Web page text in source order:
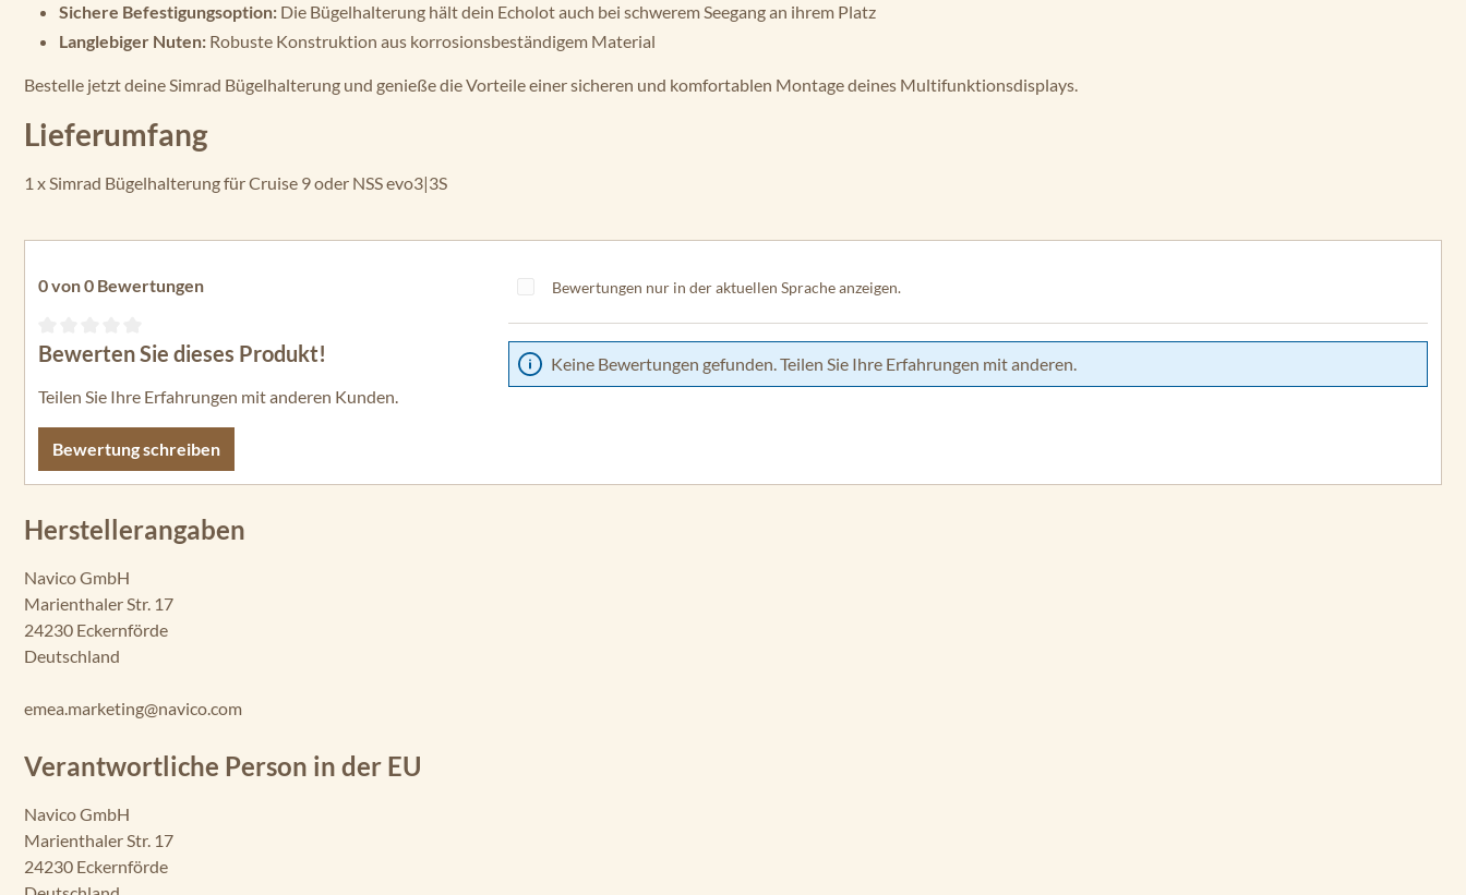
Sichere Befestigungsoption: Die Bügelhalterung hält dein Echolot auch bei schwerem Seegang an ihrem Platz
Langlebiger Nuten: Robuste Konstruktion aus korrosionsbeständigem Material
Bestelle jetzt deine Simrad Bügelhalterung und genieße die Vorteile einer sicheren und komfortablen Montage deines Multifunktionsdisplays.
Lieferumfang
1 x Simrad Bügelhalterung für Cruise 9 oder NSS evo3|3S
0 von 0 Bewertungen
Durchschnittliche Bewertung von 0 von 5 Sternen
Bewerten Sie dieses Produkt!
Teilen Sie Ihre Erfahrungen mit anderen Kunden.
Bewertung schreiben
Bewertungen nur in der aktuellen Sprache anzeigen.
Keine Bewertungen gefunden. Teilen Sie Ihre Erfahrungen mit anderen.
Herstellerangaben
Navico GmbH
Marienthaler Str. 17
24230 Eckernförde
Deutschland
emea.marketing@navico.com
Verantwortliche Person in der EU
Navico GmbH
Marienthaler Str. 17
24230 Eckernförde